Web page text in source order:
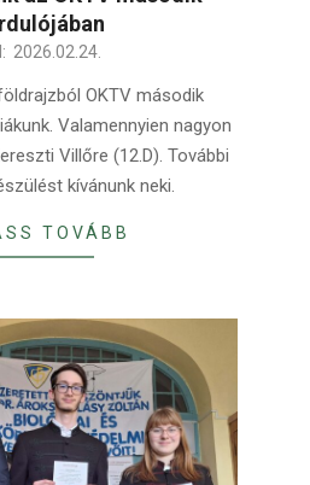
2026.02.24.
OKTV második
Valamennyien nagyon
Villőre (12.D). További
kívánunk neki.
TOVÁBB